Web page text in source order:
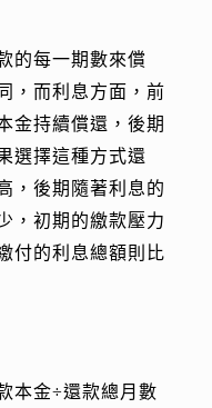
的每一期數來償
，而利息方面，前
金持續償還，後期
選擇這種方式還
，後期隨著利息的
，初期的繳款壓力
付的利息總額則比
本金÷還款總月數